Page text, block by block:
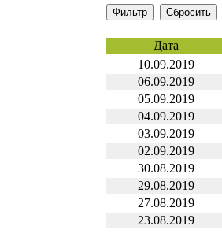
Дата
10.09.2019
06.09.2019
05.09.2019
04.09.2019
03.09.2019
02.09.2019
30.08.2019
29.08.2019
27.08.2019
23.08.2019